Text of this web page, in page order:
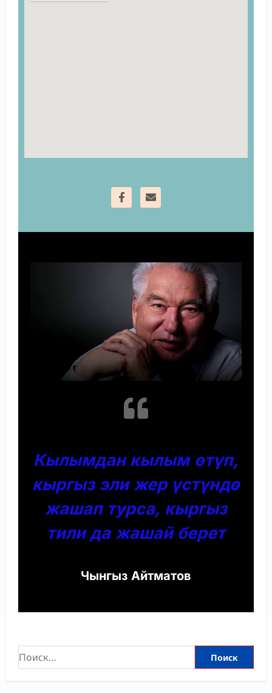
Кылымдан кылым өтүп,
кыргыз эли жер үстүндө
жашап турса, кыргыз
тили да жашай берет
Чынгыз Айтматов